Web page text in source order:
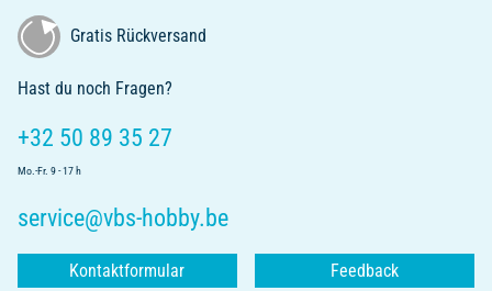
Gratis Rückversand
Hast du noch Fragen?
+32 50 89 35 27
Mo.-Fr. 9 - 17 h
service@vbs-hobby.be
Kontaktformular Feedback